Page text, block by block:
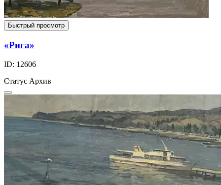
Быстрый просмотр
«Рига»
ID: 12606
Статус Архив